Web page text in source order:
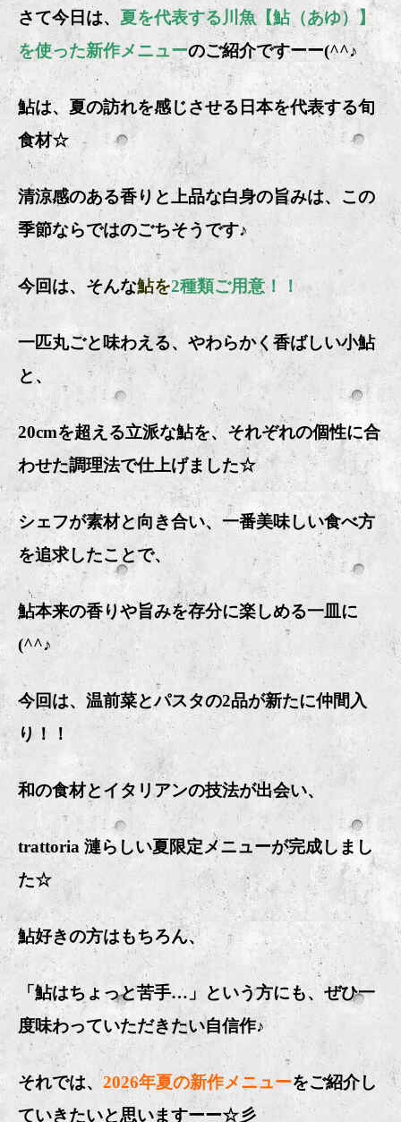
さて今日は、 夏を代表する川魚【鮎（あゆ）】
を使った新作メニューのご紹介ですーー(^^♪
鮎は、夏の訪れを感じさせる日本を代表する旬
食材☆
清涼感のある香りと上品な白身の旨みは、この
季節ならではのごちそうです♪
今回は、そんな鮎を2種類ご用意！！
一匹丸ごと味わえる、やわらかく香ばしい小鮎
と、
20cmを超える立派な鮎を、それぞれの個性に合
わせた調理法で仕上げました☆
シェフが素材と向き合い、一番美味しい食べ方
を追求したことで、
鮎本来の香りや旨みを存分に楽しめる一皿に
(^^♪
今回は、温前菜とパスタの2品が新たに仲間入
り！！
和の食材とイタリアンの技法が出会い、
trattoria 漣らしい夏限定メニューが完成しまし
た☆
鮎好きの方はもちろん、
「鮎はちょっと苦手…」という方にも、ぜひ一
度味わっていただきたい自信作♪
それでは、 2026年夏の新作メニューをご紹介し
ていきたいと思いますーー☆彡